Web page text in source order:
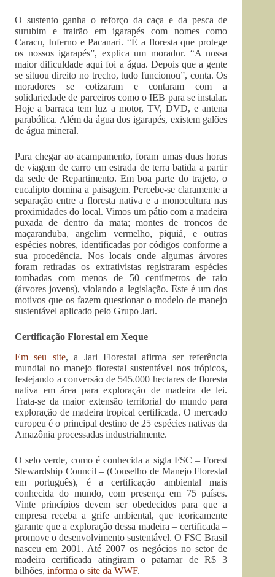
O sustento ganha o reforço da caça e da pesca de
surubim e trairão em igarapés com nomes como
Caracu, Inferno e Pacanari. “É a floresta que protege
os nossos igarapés”, explica um morador. “A nossa
maior dificuldade aqui foi a água. Depois que a gente
se situou direito no trecho, tudo funcionou”, conta. Os
moradores se cotizaram e contaram com a
solidariedade de parceiros como o IEB para se instalar.
Hoje a barraca tem luz a motor, TV, DVD, e antena
parabólica. Além da água dos igarapés, existem galões
de água mineral.
Para chegar ao acampamento, foram umas duas horas
de viagem de carro em estrada de terra batida a partir
da sede de Repartimento. Em boa parte do trajeto, o
eucalipto domina a paisagem. Percebe-se claramente a
separação entre a floresta nativa e a monocultura nas
proximidades do local. Vimos um pátio com a madeira
puxada de dentro da mata; montes de troncos de
maçaranduba, angelim vermelho, piquiá, e outras
espécies nobres, identificadas por códigos conforme a
sua procedência. Nos locais onde algumas árvores
foram retiradas os extrativistas registraram espécies
tombadas com menos de 50 centímetros de raio
(árvores jovens), violando a legislação. Este é um dos
motivos que os fazem questionar o modelo de manejo
sustentável aplicado pelo Grupo Jari.
Certificação Florestal em Xeque
Em seu site, a Jari Florestal afirma ser referência
mundial no manejo florestal sustentável nos trópicos,
festejando a conversão de 545.000 hectares de floresta
nativa em área para exploração de madeira de lei.
Trata-se da maior extensão territorial do mundo para
exploração de madeira tropical certificada. O mercado
europeu é o principal destino de 25 espécies nativas da
Amazônia processadas industrialmente.
O selo verde, como é conhecida a sigla FSC – Forest
Stewardship Council – (Conselho de Manejo Florestal
em português), é a certificação ambiental mais
conhecida do mundo, com presença em 75 países.
Vinte princípios devem ser obedecidos para que a
empresa receba a grife ambiental, que teoricamente
garante que a exploração dessa madeira – certificada –
promove o desenvolvimento sustentável. O FSC Brasil
nasceu em 2001. Até 2007 os negócios no setor de
madeira certificada atingiram o patamar de R$ 3
bilhões, informa o site da WWF.